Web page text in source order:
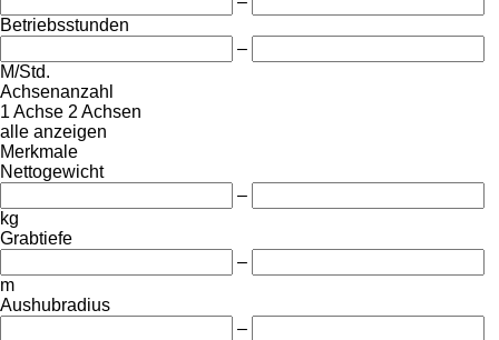
Betriebsstunden
–
M/Std.
Achsenanzahl
1 Achse 2 Achsen
alle anzeigen
Merkmale
Nettogewicht
–
kg
Grabtiefe
–
m
Aushubradius
–